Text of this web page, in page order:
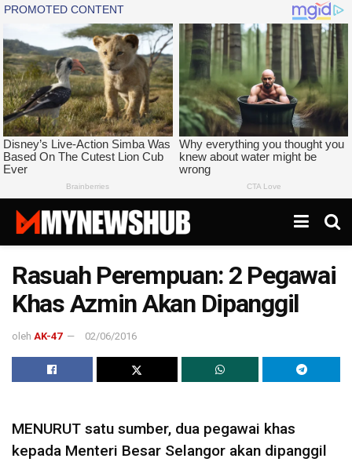
Rasuah Perempuan: 2 Pegawai
Khas Azmin Akan Dipanggil
oleh AK-47 02/06/2016
MENURUT satu sumber, dua pegawai khas
kepada Menteri Besar Selangor akan dipanggil